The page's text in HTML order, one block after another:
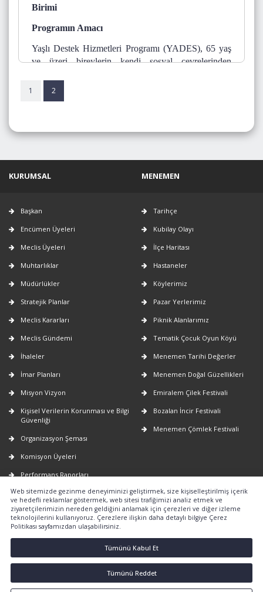
Web sitemizde gezinme deneyiminizi geliştirmek, size kişiselleştirilmiş içerik
ve hedefli reklamlar göstermek, web sitesi trafiğimizi analiz etmek ve
ziyaretçilerimizin nereden geldiğini anlamak için çerezleri ve diğer izleme
teknolojilerini kullanıyoruz. Çerezlere ilişkin daha detaylı bilgiye Çerez
Politikası sayfamızdan ulaşabilirsiniz.
Tümünü Kabul Et
Tümünü Reddet
Birimi
Programın Amacı
Yaşlı Destek Hizmetleri Programı (YADES), 65 yaş
ve üzeri bireylerin kendi sosyal çevrelerinden
ihtiyaç duydukları sağlık, bakım ve psikososyal
destek hizmetlerine kolay ve düzenli biçimde
Menemen Belediyesi tarafından kurulacakYaşlı
ev temizliği, kişisel bakım, sağlık takibi ve sosyal
destek hizmetleri alabilecek, böylece yaşam kaliteleri
1 2
KURUMSAL
Başkan
Encümen Üyeleri
Meclis Üyeleri
Muhtarlıklar
Müdürlükler
Stratejik Planlar
Meclis Kararları
Meclis Gündemi
İhaleler
İmar Planları
Misyon Vizyon
Kişisel Verilerin Korunması ve Bilgi
Güvenliği
Organizasyon Şeması
Komisyon Üyeleri
Performans Raporları
Faaliyet Raporları
E-Belediye
Nöbetçi Eczaneler
2026-2029 yıllarına ait uygulanacak
emlak vergi değerlerinin tespiti
hakkında
MENEMEN
Tarihçe
Kubilay Olayı
İlçe Haritası
Hastaneler
Köylerimiz
Pazar Yerlerimiz
Piknik Alanlarımız
Tematik Çocuk Oyun Köyü
Menemen Tarihi Değerler
Menemen Doğal Güzellikleri
Emiralem Çilek Festivali
Bozalan İncir Festivali
Menemen Çömlek Festivali